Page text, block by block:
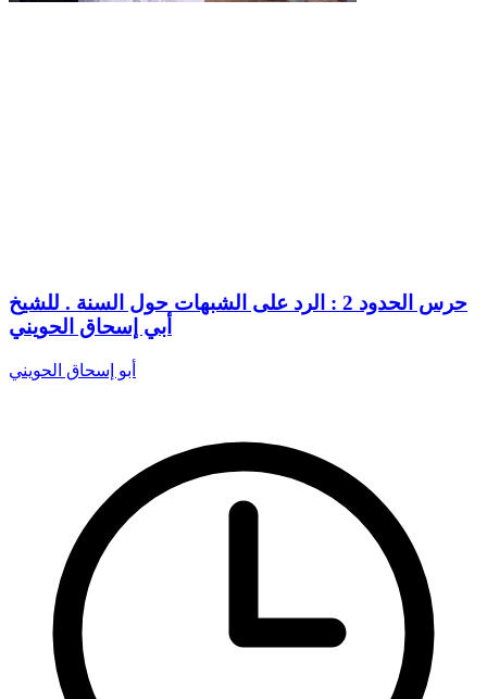
حرس الحدود 2 : الرد على الشبهات حول السنة . للشيخ
أبي إسحاق الحويني
أبو إسحاق الحويني